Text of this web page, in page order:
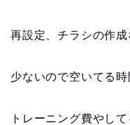
再設定、チラシの作
少ないので空いてる
トレーニング費やし